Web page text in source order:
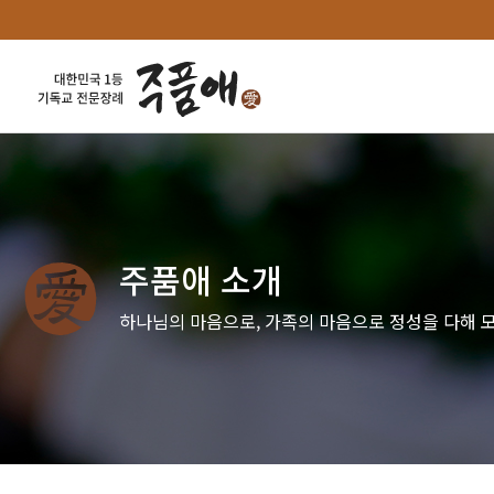
주품애 소개
하나님의 마음으로, 가족의 마음으로 정성을 다해